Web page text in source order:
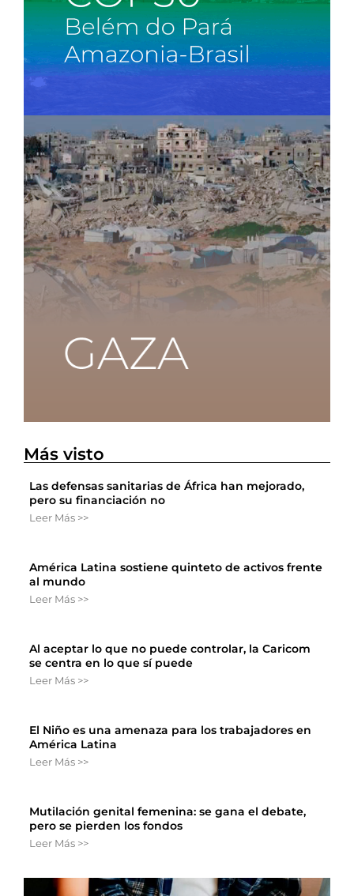
Más visto
Las defensas sanitarias de África han mejorado,
pero su financiación no
Leer Más >>
América Latina sostiene quinteto de activos frente
al mundo
Leer Más >>
Al aceptar lo que no puede controlar, la Caricom
se centra en lo que sí puede
Leer Más >>
El Niño es una amenaza para los trabajadores en
América Latina
Leer Más >>
Mutilación genital femenina: se gana el debate,
pero se pierden los fondos
Leer Más >>